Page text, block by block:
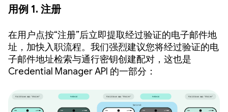
用例 1. 注册
在用户点按“注册”后立即提取经过验证的电子邮件地
址，加快入职流程。我们强烈建议您将经过验证的电
子邮件地址检索与通行密钥创建配对，这也是
Credential Manager API 的一部分：